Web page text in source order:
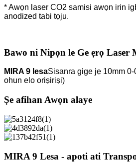
* Awọn laser CO2 samisi awọn irin
anodized tabi tọju.
Bawo ni Nipọn le Ge ẹrọ Laser
MIRA 9 lesaSisanra gige jẹ 10mm
ohun elo oriṣiriṣi)
Ṣe afihan Awọn alaye
MIRA 9 Lesa - apoti ati